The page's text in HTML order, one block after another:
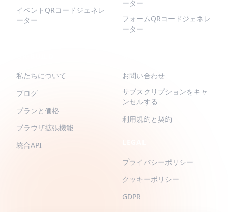
イベントQRコードジェネレ
ーター
ーター
フォームQRコードジェネレ
ーター
私たちについて
ブログ
プランと価格
ブラウザ拡張機能
統合API
お問い合わせ
サブスクリプションをキャ
ンセルする
利用規約と契約
プライバシーポリシー
クッキーポリシー
GDPR